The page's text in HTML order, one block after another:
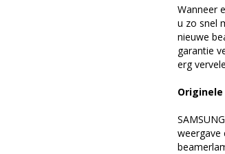
Wanneer
u zo snel
nieuwe
garantie
erg
weergave